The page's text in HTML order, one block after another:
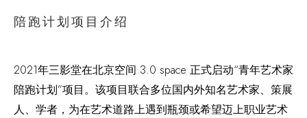
陪跑计划项目介绍
2021年三影堂在北京空间 3.0 space 正式启动“青年艺术家
陪跑计划”项目。该项目联合多位国内外知名艺术家、策展
人、学者，为在艺术道路上遇到瓶颈或希望迈上职业艺术